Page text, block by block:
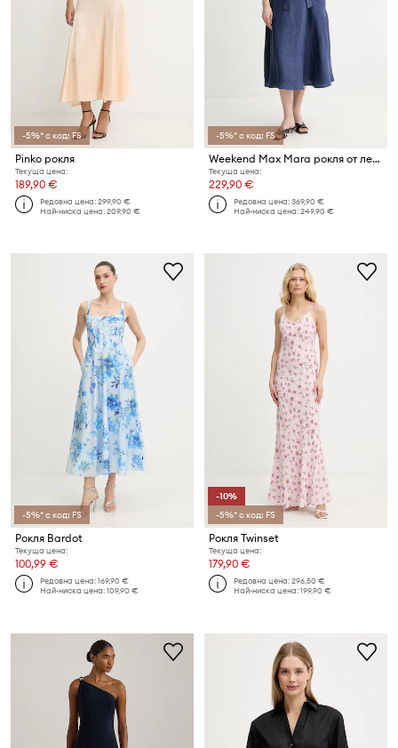
-5%* с код: FS
Pinko рокля
Текуща цена:
189,90 €
Редовна цена:299,90 €
Най-ниска цена:209,90 €
-5%* с код: FS
Weekend Max Mara рокля от лен ESORDIO
Текуща цена:
229,90 €
Редовна цена:369,90 €
Най-ниска цена:249,90 €
-5%* с код: FS
Рокля Bardot
Текуща цена:
100,99 €
Редовна цена:169,90 €
Най-ниска цена:109,90 €
-10%
-5%* с код: FS
Рокля Twinset
Текуща цена:
179,90 €
Редовна цена:296,50 €
Най-ниска цена:199,90 €